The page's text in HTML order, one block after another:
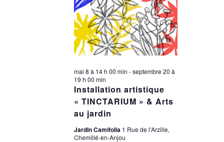
Installation artistique
« TINCTARIUM » & Arts
au jardin
mai 8 à 14 h 00 min -septembre 20 à
19 h 00 min
Jardin Camifolia 1 Rue de l'Arzille,
Chemillé-en-Anjou